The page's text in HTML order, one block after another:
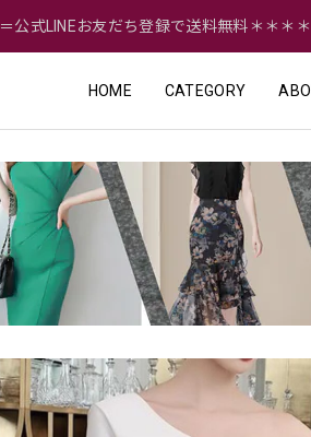
＝公式LINEお友だち登録で送料無料＊＊＊
HOME CATEGORY